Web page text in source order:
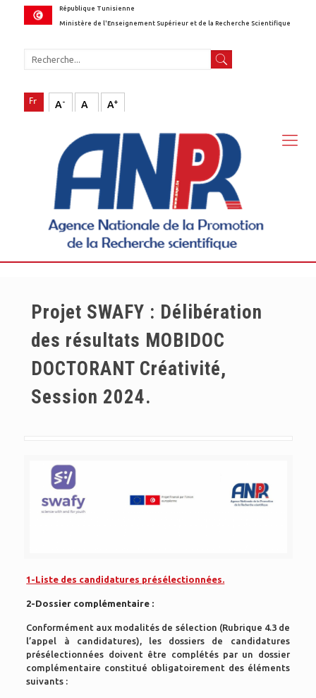
République Tunisienne
Ministère de l'Enseignement Supérieur et de la Recherche Scientifique
A- A A+
Projet SWAFY : Délibération
des résultats MOBIDOC
DOCTORANT Créativité,
Session 2024.
1-Liste des candidatures présélectionnées.
2-Dossier complémentaire :
Conformément aux modalités de sélection (Rubrique 4.3 de
l’appel à candidatures), les dossiers de candidatures
présélectionnées doivent être complétés par un dossier
complémentaire constitué obligatoirement des éléments
suivants :